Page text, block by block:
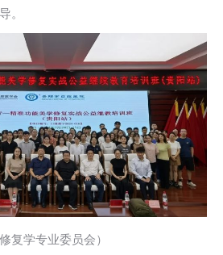
。
复学专业委员会）